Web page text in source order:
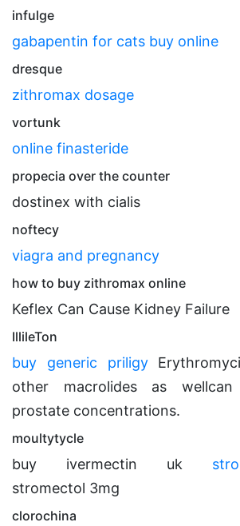
infulge
gabapentin for cats buy online
dresque
zithromax dosage
vortunk
online finasteride
propecia over the counter
dostinex with cialis
noftecy
viagra and pregnancy
how to buy zithromax online
Keflex Can Cause Kidney Failure
IllileTon
buy generic priligy
other macrolides as
prostate concentrations.
moultytycle
buy ivermectin uk
stromectol 3mg
clorochina